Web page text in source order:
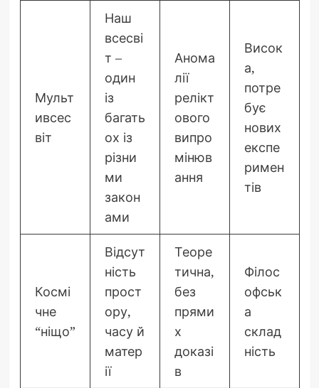
Мульт
ивсес
віт
Наш
всесві
т –
один
із
багать
ох із
різни
ми
закон
ами
Анома
лії
релікт
ового
випро
мінюв
ання
Висок
а,
потре
бує
нових
експе
римен
тів
Космі
чне
“ніщо”
Відсут
ність
прост
ору,
часу й
матер
ії
Теоре
тична,
без
прями
х
доказі
в
Філос
офськ
а
склад
ність